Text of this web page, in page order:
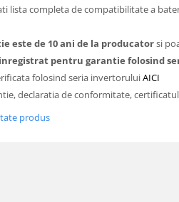
lista completa de compatibilitate a
este de 10 ani de la producatorsi
pentru garantie folosind
folosind seria invertoruluiAICI
declaratia de conformitate,
produs